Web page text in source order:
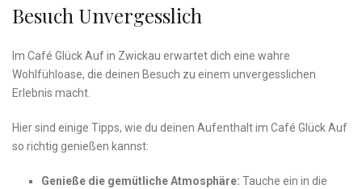
Besuch Unvergesslich
Im Café Glück Auf in Zwickau erwartet dich eine wahre
Wohlfühloase, die deinen Besuch zu einem unvergesslichen
Erlebnis macht.
Hier‍ sind einige Tipps, wie du deinen ​Aufenthalt im Café Glück Auf
so richtig genießen‍ kannst:
Genieße die ⁢gemütliche Atmosphäre: Tauche ein in die